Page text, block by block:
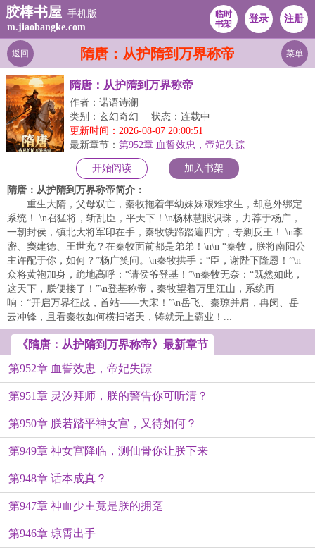
胶棒书屋 手机版
m.jiaobangke.com
临时
书架
登录 注册
隋唐：从护隋到万界称帝
返回 菜单
隋唐：从护隋到万界称帝
作者：诺语诗澜
类别：玄幻奇幻
状态：连载中
更新时间：2026-08-07 20:00:51
最新章节： 第952章 血誓效忠，帝妃失踪
开始阅读 加入书架
隋唐：从护隋到万界称帝简介：
重生大隋，父母双亡，秦牧拖着年幼妹妹艰难求生，却意外绑定
系统！ \n召猛将，斩乱臣，平天下！\n杨林慧眼识珠，力荐于杨广，
一朝封侯，镇北大将军印在手，秦牧铁蹄踏遍四方，专剿反王！ \n李
密、窦建德、王世充？在秦牧面前都是弟弟！\n\n “秦牧，朕将南阳公
主许配于你，如何？”杨广笑问。\n秦牧拱手：“臣，谢陛下隆恩！”\n
众将黄袍加身，跪地高呼：“请侯爷登基！”\n秦牧无奈：“既然如此，
这天下，朕便接了！”\n登基称帝，秦牧望着万里江山，系统再
响：“开启万界征战，首站——大宋！”\n岳飞、秦琼并肩，冉闵、岳
云冲锋，且看秦牧如何横扫诸天，铸就无上霸业！...
《隋唐：从护隋到万界称帝》最新章节
第952章 血誓效忠，帝妃失踪
第951章 灵汐拜师，朕的警告你可听清？
第950章 朕若踏平神女宫，又待如何？
第949章 神女宫降临，测仙骨你让朕下来
第948章 话本成真？
第947章 神血少主竟是朕的拥趸
第946章 琼霄出手